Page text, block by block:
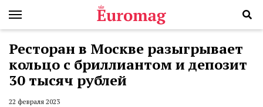
Ресторан в Москве разыгрывает
кольцо с бриллиантом и депозит
30 тысяч рублей
22 февраля 2023